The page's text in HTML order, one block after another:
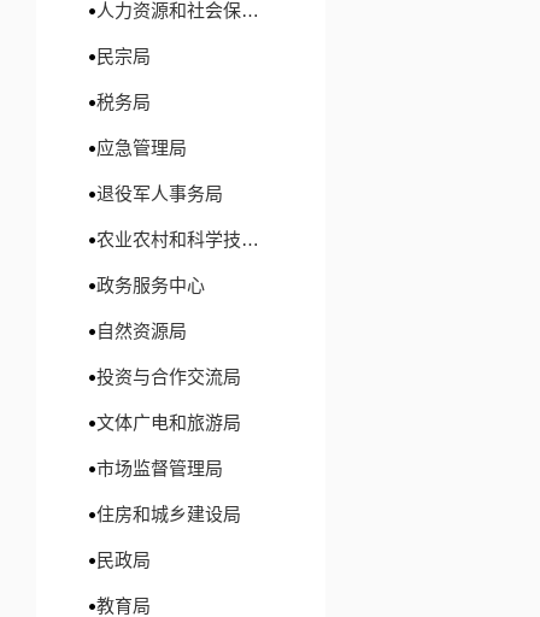
人力资源和社会保障局
民宗局
税务局
应急管理局
退役军人事务局
农业农村和科学技术局
政务服务中心
自然资源局
投资与合作交流局
文体广电和旅游局
市场监督管理局
住房和城乡建设局
民政局
教育局